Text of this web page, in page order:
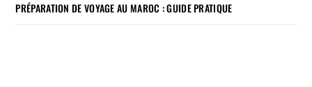
PRÉPARATION DE VOYAGE AU MAROC : GUIDE PRATIQUE